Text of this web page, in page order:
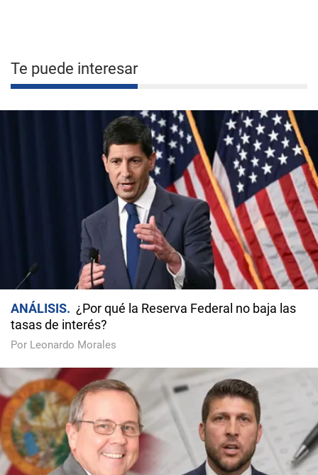
Te puede interesar
ANÁLISIS
¿Por qué la Reserva Federal no baja las
tasas de interés?
Por Leonardo Morales